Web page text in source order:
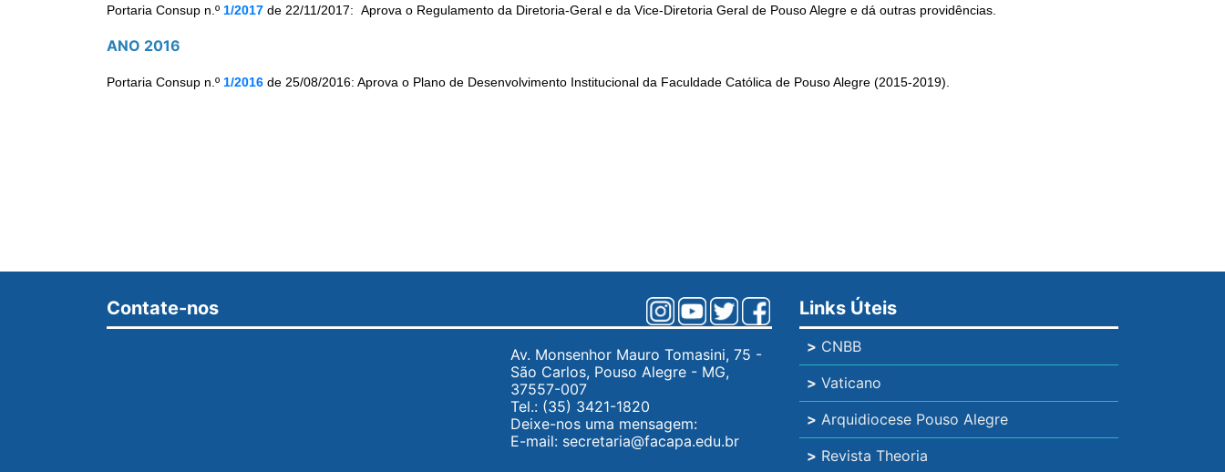
Portaria Consup n.º 1/2017 de 22/11/2017: Aprova o Regulamento da Diretoria-Geral e da Vice-Diretoria Geral de Pouso Alegre e dá outras providências.
ANO 2016
Portaria Consup n.º 1/2016 de 25/08/2016: Aprova o Plano de Desenvolvimento Institucional da Faculdade Católica de Pouso Alegre (2015-2019).
Contate-nos
Av. Monsenhor Mauro Tomasini, 75 -
São Carlos, Pouso Alegre - MG,
37557-007
Tel.: (35) 3421-1820
Deixe-nos uma mensagem:
E-mail: secretaria@facapa.edu.br
Links Úteis
> CNBB
> Vaticano
> Arquidiocese Pouso Alegre
> Revista Theoria